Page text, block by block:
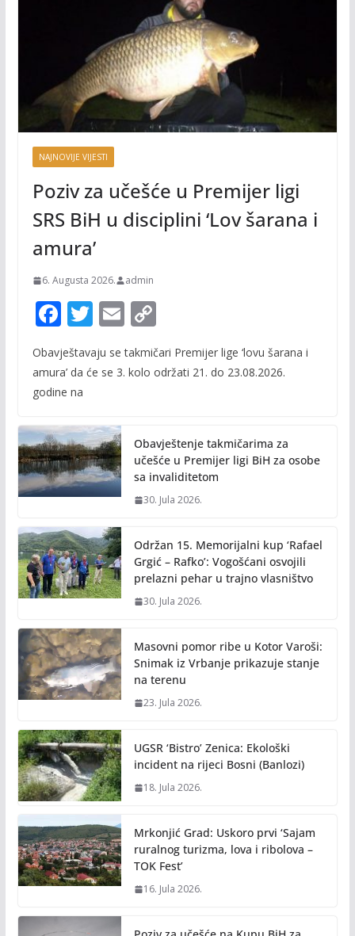
NAJNOVIJE VIJESTI
Poziv za učešće u Premijer ligi
SRS BiH u disciplini ‘Lov šarana i
amura’
6. Augusta 2026. admin
F
ac
e
b
o
k
T
itt
E
m
ai
C
o
p
n
k
Obavještavaju se takmičari Premijer lige ‘lovu šarana i
amura’ da će se 3. kolo održati 21. do 23.08.2026.
godine na
Obavještenje takmičarima za
učešće u Premijer ligi BiH za osobe
sa invaliditetom
30. Jula 2026.
Održan 15. Memorijalni kup ‘Rafael
Grgić – Rafko’: Vogošćani osvojili
prelazni pehar u trajno vlasništvo
30. Jula 2026.
Masovni pomor ribe u Kotor Varoši:
Snimak iz Vrbanje prikazuje stanje
na terenu
23. Jula 2026.
UGSR ‘Bistro’ Zenica: Ekološki
incident na rijeci Bosni (Banlozi)
18. Jula 2026.
Mrkonjić Grad: Uskoro prvi ‘Sajam
ruralnog turizma, lova i ribolova –
TOK Fest’
16. Jula 2026.